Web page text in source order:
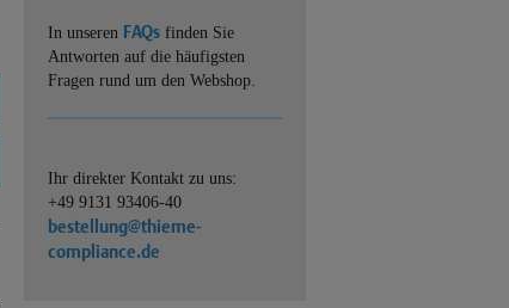
In unseren FAQs finden Sie
Antworten auf die häufigsten
Fragen rund um den Webshop.
Ihr direkter Kontakt zu uns:
+49 9131 93406-40
bestellung@thieme-
compliance.de